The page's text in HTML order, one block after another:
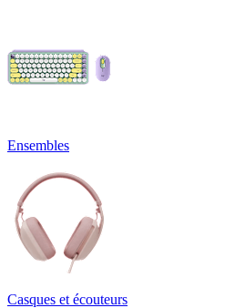
Ensembles
Casques et écouteurs